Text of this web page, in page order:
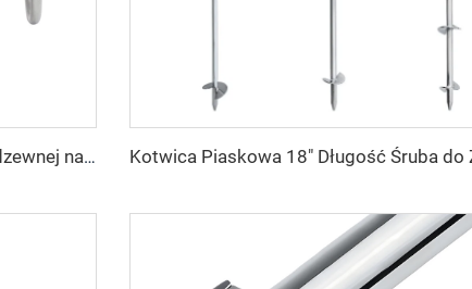
Wykonane z mocowania ze stali nierdzewnej na szynę, podwójny uchwyt na pręt z zamkiem szybkoostrzegowym, uchwyt na wędzisko z nierdzewnej stali do łodzi wędkarskiej